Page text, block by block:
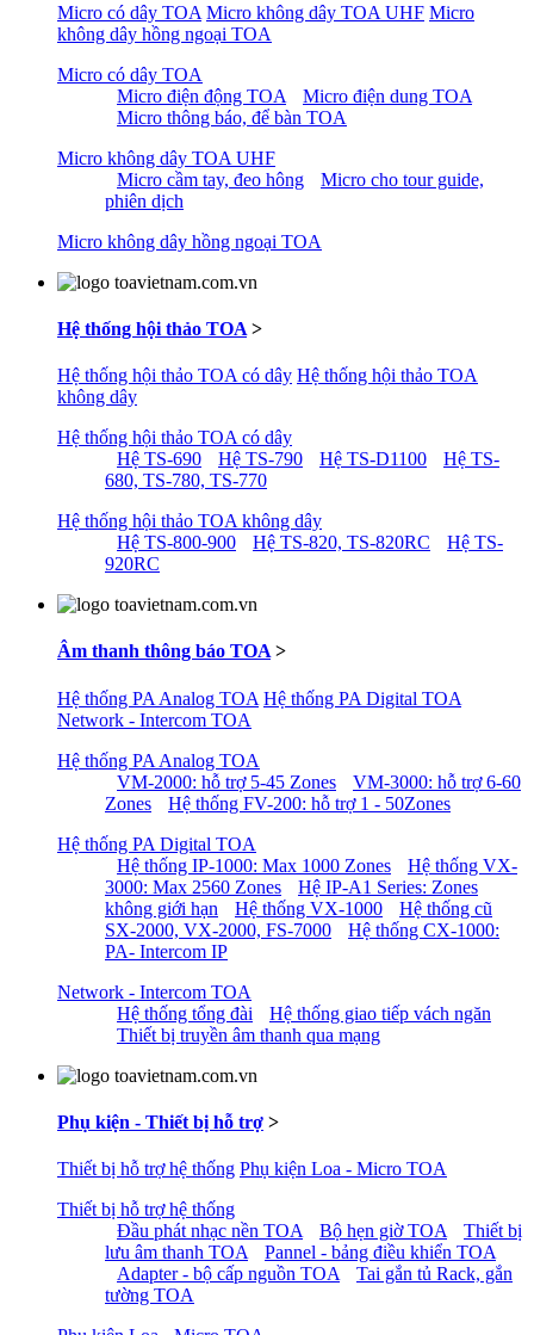
Micro có dây TOA Micro không dây TOA UHF Micro
không dây hồng ngoại TOA
Micro có dây TOA
Micro điện động TOA
Micro điện dung TOA
Micro thông báo, để bàn TOA
Micro không dây TOA UHF
Micro cầm tay, đeo hông
Micro cho tour guide,
phiên dịch
Micro không dây hồng ngoại TOA
Hệ thống hội thảo TOA >
Hệ thống hội thảo TOA có dây Hệ thống hội thảo TOA
không dây
Hệ thống hội thảo TOA có dây
Hệ TS-690
Hệ TS-790 Hệ TS-D1100
Hệ TS-
680, TS-780, TS-770
Hệ thống hội thảo TOA không dây
Hệ TS-800-900
Hệ TS-820, TS-820RC
Hệ TS-
920RC
Âm thanh thông báo TOA >
Hệ thống PA Analog TOA Hệ thống PA Digital TOA
Network - Intercom TOA
Hệ thống PA Analog TOA
VM-2000: hỗ trợ 5-45 Zones
VM-3000: hỗ trợ 6-60
Zones
Hệ thống FV-200: hỗ trợ 1 - 50Zones
Hệ thống PA Digital TOA
Hệ thống IP-1000: Max 1000 Zones
Hệ thống VX-
3000: Max 2560 Zones
Hệ IP-A1 Series: Zones
không giới hạn
Hệ thống VX-1000
Hệ thống cũ
SX-2000, VX-2000, FS-7000
Hệ thống CX-1000:
PA- Intercom IP
Network - Intercom TOA
Hệ thống tổng đài
Hệ thống giao tiếp vách ngăn
Thiết bị truyền âm thanh qua mạng
Phụ kiện - Thiết bị hỗ trợ >
Thiết bị hỗ trợ hệ thống Phụ kiện Loa - Micro TOA
Thiết bị hỗ trợ hệ thống
Đầu phát nhạc nền TOA
Bộ hẹn giờ TOA
Thiết bị
lưu âm thanh TOA
Pannel - bảng điều khiển TOA
Adapter - bộ cấp nguồn TOA
Tai gắn tủ Rack, gắn
tường TOA